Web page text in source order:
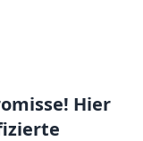
Hier